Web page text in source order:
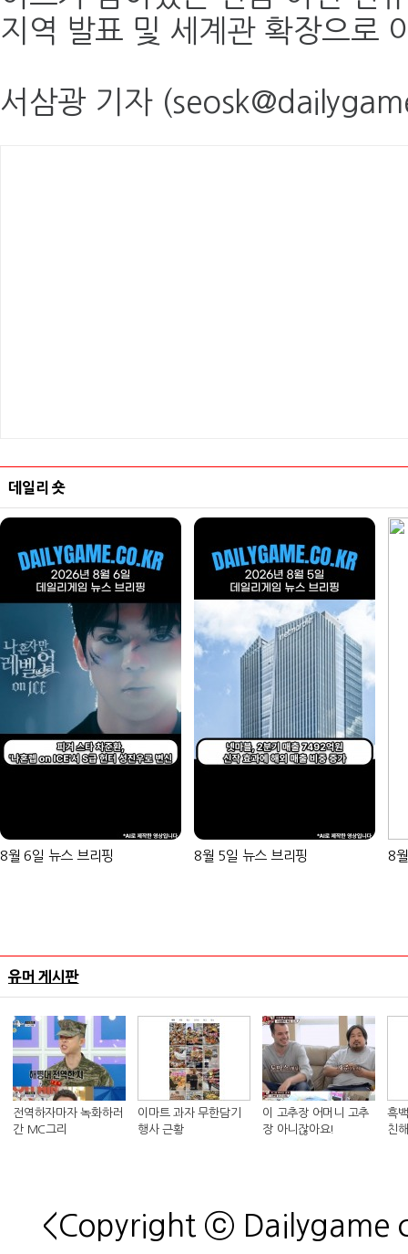
지역 발표 및 세계관 확장으로
서삼광 기자
데일리 숏
8월 6일 뉴스 브리핑 8월 5일 뉴스 브리핑 8
유머 게시판
전역하자마자 녹화하러
간 MC그리
이마트 과자 무한담기
행사 근황
이 고추장 어머니 고추
장 아니잖아요!
흑
친
<Copyright ⓒ Dailygame